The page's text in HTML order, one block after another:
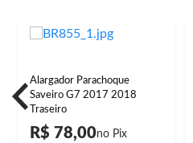
Alargador Parachoque
Saveiro G7 2017 2018
Traseiro
R$ 78,00